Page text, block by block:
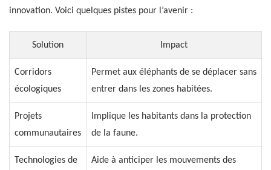
innovation. Voici quelques pistes pour l’avenir :
Solution Impact
Corridors
écologiques
Permet aux éléphants de se déplacer sans
entrer dans les zones habitées.
Projets
communautaires
Implique les habitants dans la protection
de la faune.
Technologies de
Aide à anticiper les mouvements des